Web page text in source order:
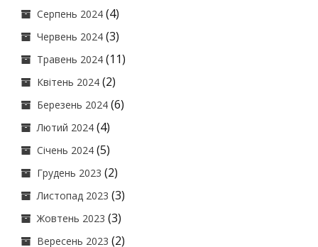
Серпень 2024 (4)
Червень 2024 (3)
Травень 2024 (11)
Квітень 2024 (2)
Березень 2024 (6)
Лютий 2024 (4)
Січень 2024 (5)
Грудень 2023 (2)
Листопад 2023 (3)
Жовтень 2023 (3)
Вересень 2023 (2)